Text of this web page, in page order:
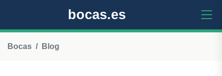
bocas.es
Bocas Blog